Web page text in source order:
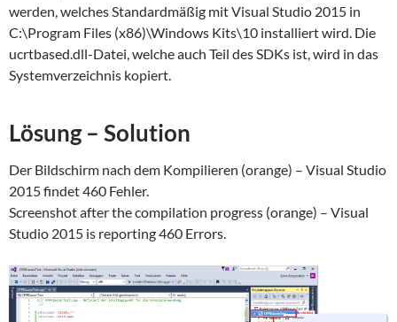
werden, welches Standardmäßig mit Visual Studio 2015 in
C:\Program Files (x86)\Windows Kits\10 installiert wird. Die
ucrtbased.dll-Datei, welche auch Teil des SDKs ist, wird in das
Systemverzeichnis kopiert.
Lösung – Solution
Der Bildschirm nach dem Kompilieren (orange) – Visual Studio
2015 findet 460 Fehler.
Screenshot after the compilation progress (orange) – Visual
Studio 2015 is reporting 460 Errors.